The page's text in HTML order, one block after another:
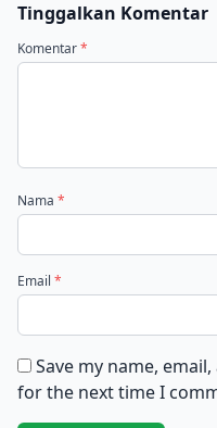
Tinggalkan Komentar
Komentar*
Nama *
Email *
Save my name,
for the next time I